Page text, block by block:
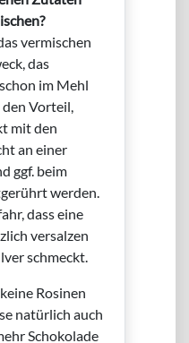
vermischen
das
im Mehl
Vorteil,
mit den
an einer
ggf. beim
werden.
dass eine
versalzen
schmeckt.
Rosinen
natürlich auch
Schokolade